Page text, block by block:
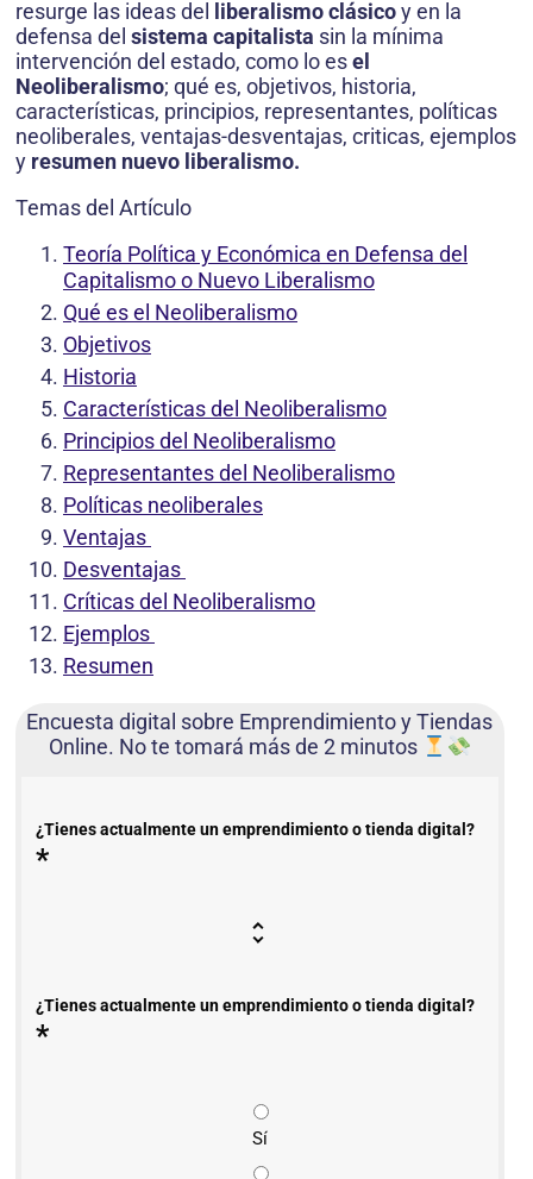
resurge las ideas del
liberalismo clásicoy en la
defensa del sistema capitalista sin la mínima
intervención del estado, como lo esel
Neoliberalismo; qué es, objetivos, historia,
características, principios, representantes, políticas
neoliberales, ventajas-desventajas, criticas, ejemplos
y resumen nuevo liberalismo.
Temas del Artículo
Teoría Política y Económica en Defensa del
Capitalismo o Nuevo Liberalismo
Qué es el Neoliberalismo
Objetivos
Historia
Características del Neoliberalismo
Principios del Neoliberalismo
Representantes del Neoliberalismo
Políticas neoliberales
Ventajas
Desventajas
Críticas del Neoliberalismo
Ejemplos
Resumen
Encuesta digital sobre Emprendimiento y Tiendas
Online. No te tomará más de 2 minutos
¿Tienes actualmente un emprendimiento o tienda digital?
*
¿Tienes actualmente un emprendimiento o tienda digital?
*
Sí